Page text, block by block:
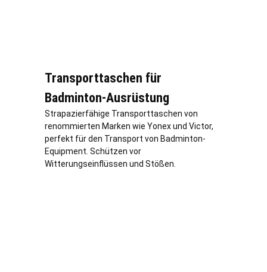
Transporttaschen für
Badminton-Ausrüstung
Strapazierfähige Transporttaschen von
renommierten Marken wie Yonex und Victor,
perfekt für den Transport von Badminton-
Equipment. Schützen vor
Witterungseinflüssen und Stößen.